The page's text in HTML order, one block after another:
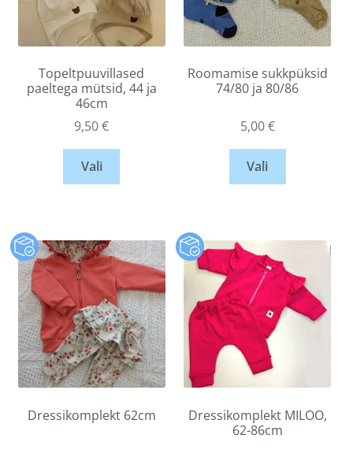
Topeltpuuvillased
paeltega mütsid, 44 ja
46cm
9,50€
Vali
Roomamise sukkpüksid
74/80 ja 80/86
5,00€
Vali
Dressikomplekt 62cm
Dressikomplekt MILOO,
62-86cm